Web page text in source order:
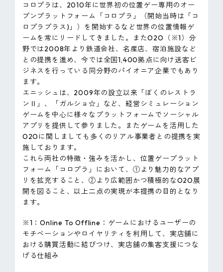
コロプラは、2010年に世界初の位置ゲー専用のオー
プンプラットフォーム「コロプラ」（開始当時は「コ
ロプラプラス)」）を開始するなど世界の位置情報ゲ
ームを常にリードしてきました。またO2O（※1）分
野では2008年より鉄道会社、名産店、宿泊施設など
との提携を進め、今では全国1,400拠点に向け送客ビ
ジネスを行っている同分野のパイオニア企業でもあり
ます。
エニッシュは、2009年の設立以来「ぼくのレストラ
ンⅡ」、「ガルショ☆」など、経営シミュレーション
ゲームを中心に様々なプラットフォームでソーシャル
アプリを提供して参りました。またゲームを活用した
O2Oに関しましても多くのリアル事業者との提携を実
施しております。
これら両社の特徴・強みを活かし、位置ゲープラット
フォーム「コロプラ」において、①より魅力的なアプ
リを拡充すること、②より広範囲かつ積極的なO2O展
開を図ること、以上二点の実現が本提携の目的となり
ます。
※1：Online To Offline：ゲームにおけるユーザーの
モチベーションやロイヤリティを利用して、実店舗に
おける購買活動に結びつけ、実店舗の集客支援につな
げる仕組み